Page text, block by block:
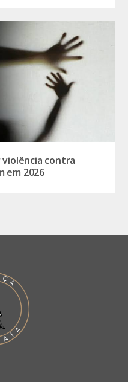
contra
em 2026